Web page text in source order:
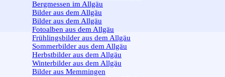
Bergmessen im Allgäu
Bilder aus dem Allgäu
Bilder aus dem Allgäu
Fotoalben aus dem Allgäu
Frühlingsbilder aus dem Allgäu
Sommerbilder aus dem Allgäu
Herbstbilder aus dem Allgäu
Winterbilder aus dem Allgäu
Bilder aus Memmingen